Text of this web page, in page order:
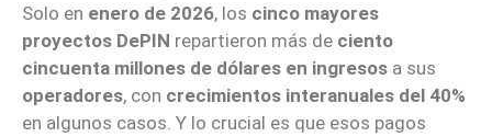
Solo en enero de 2026, los cinco mayores
proyectos DePIN repartieron más de ciento
cincuenta millones de dólares en ingresos a sus
operadores, con crecimientos interanuales del 40%
en algunos casos. Y lo crucial es que esos pagos